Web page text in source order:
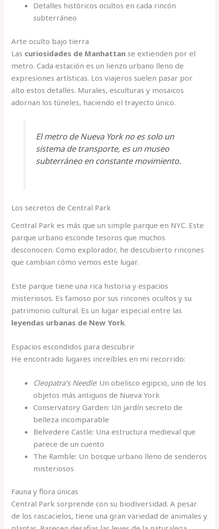
Detalles históricos ocultos en cada rincón
subterráneo
Arte oculto bajo tierra
Las curiosidades de Manhattan se extienden por el
metro. Cada estación es un lienzo urbano lleno de
expresiones artísticas. Los viajeros suelen pasar por
alto estos detalles. Murales, esculturas y mosaicos
adornan los túneles, haciendo el trayecto único.
El metro de Nueva York no es solo un
sistema de transporte, es un museo
subterráneo en constante movimiento.
Los secretos de Central Park
Central Park es más que un simple parque en NYC. Este
parque urbano esconde tesoros que muchos
desconocen. Como explorador, he descubierto rincones
que cambian cómo vemos este lugar.
Este parque tiene una rica historia y espacios
misteriosos. Es famoso por sus rincones ocultos y su
patrimonio cultural. Es un lugar especial entre las
leyendas urbanas de New York.
Espacios escondidos para descubrir
He encontrado lugares increíbles en mi recorrido:
Cleopatra’s Needle: Un obelisco egipcio, uno de los
objetos más antiguos de Nueva York
Conservatory Garden: Un jardín secreto de
belleza incomparable
Belvedere Castle: Una estructura medieval que
parece de un cuento
The Ramble: Un bosque urbano lleno de senderos
misteriosos
Fauna y flora únicas
Central Park sorprende con su biodiversidad. A pesar
de los rascacielos, tiene una gran variedad de animales y